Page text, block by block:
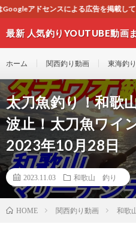
載しております。
最新 人気釣りYOUTUBE動画
ホーム 関西釣り動画 東海釣
太刀魚釣り！和歌
波止！太刀魚ワイ
2023年10月28日
2023.11.03 和歌山 釣り
HOME 関西釣り動画 和歌